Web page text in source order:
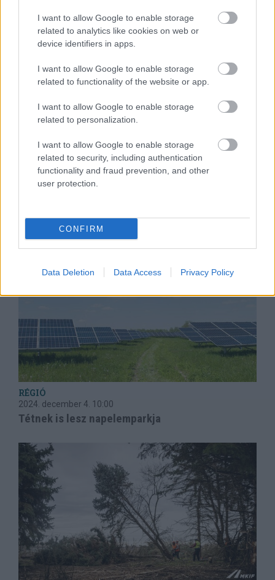
I want to allow Google to enable storage
related to analytics like cookies on web or
device identifiers in apps.
I want to allow Google to enable storage
related to functionality of the website or app.
I want to allow Google to enable storage
related to personalization.
I want to allow Google to enable storage
related to security, including authentication
functionality and fraud prevention, and other
user protection.
CONFIRM
Data Deletion Data Access Privacy Policy
Matusz Károly fotói bemutatják Győr
közelmúltját (GALÉRIA)
RÉGIÓ
2024. december 4. 10:00
Tétnek is lesz napelemparkja